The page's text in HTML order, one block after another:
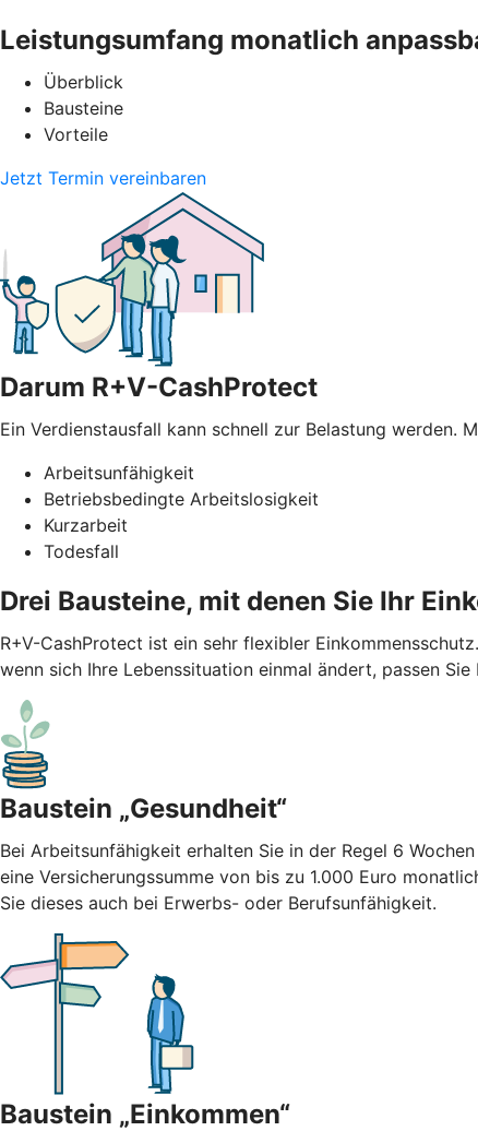
Leistungsumfang monatlich
Überblick
Bausteine
Vorteile
Jetzt Termin vereinbaren
Darum R+V-CashProtect
Ein Verdienstausfall kann schnell zur Belastung werden.
Arbeitsunfähigkeit
Betriebsbedingte Arbeitslosigkeit
Kurzarbeit
Todesfall
Drei Bausteine, mit denen Sie Ihr
R+V-CashProtect ist ein sehr flexibler
wenn sich Ihre Lebenssituation einmal ändert, passen
Baustein „Gesundheit“
Bei Arbeitsunfähigkeit erhalten Sie in der Regel 6
eine Versicherungssumme von bis zu 1.000 Euro
Sie dieses auch bei Erwerbs- oder Berufsunfähigkeit.
Baustein „Einkommen“